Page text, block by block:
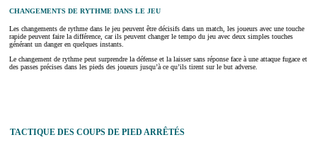
CHANGEMENTS DE RYTHME DANS LE JEU
Les changements de rythme dans le jeu peuvent être décisifs dans un match, les joueurs avec une touche
rapide peuvent faire la différence, car ils peuvent changer le tempo du jeu avec deux simples touches
générant un danger en quelques instants.
Le changement de rythme peut surprendre la défense et la laisser sans réponse face à une attaque fugace et
des passes précises dans les pieds des joueurs jusqu’à ce qu’ils tirent sur le but adverse.
TACTIQUE DES COUPS DE PIED ARRÊTÉS